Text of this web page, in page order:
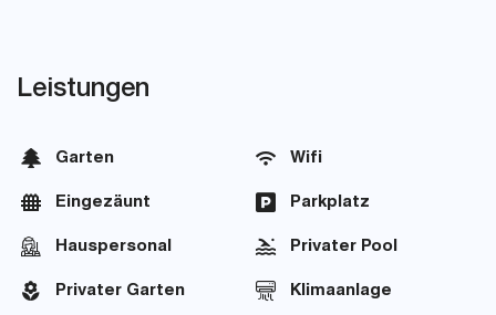
Leistungen
Garten Wifi
Eingezäunt Parkplatz
Hauspersonal Privater Pool
Privater Garten Klimaanlage